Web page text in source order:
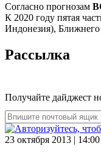
Согласно прогнозам
К 2020 году пятая
Индонезия),
Рассылка
Получайте дайджест
23 октября 2013 | 14:00